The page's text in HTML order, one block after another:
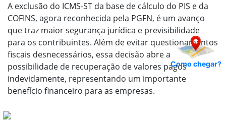
A exclusão do ICMS-ST da base de cálculo do PIS e da
COFINS, agora reconhecida pela PGFN, é um avanço
que traz maior segurança jurídica e previsibilidade
para os contribuintes. Além de evitar questionamentos
fiscais desnecessários, essa decisão abre a
possibilidade de recuperação de valores pagos
indevidamente, representando um importante
benefício financeiro para as empresas.
Como chegar?